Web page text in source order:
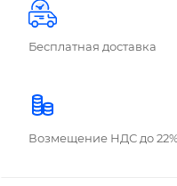
Бесплатная доставка
Возмещение НДС до